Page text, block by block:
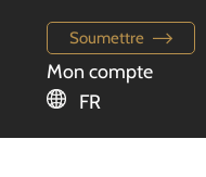
Soumettre
Mon compte
FR